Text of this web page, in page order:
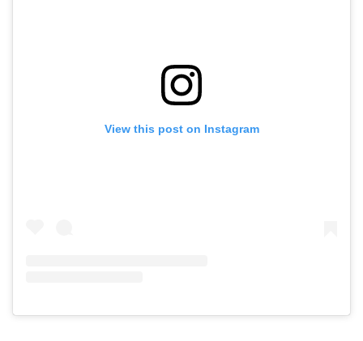
View this post on Instagram